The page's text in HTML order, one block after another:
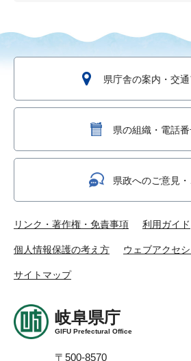
県庁舎の案内・交
県の組織・電話
県政へのご意見
リンク・著作権・免責事項 利用ガイド
個人情報保護の考え方 ウェブアクセ
サイトマップ
岐阜県庁
GIFU Prefectural Office
〒500-8570